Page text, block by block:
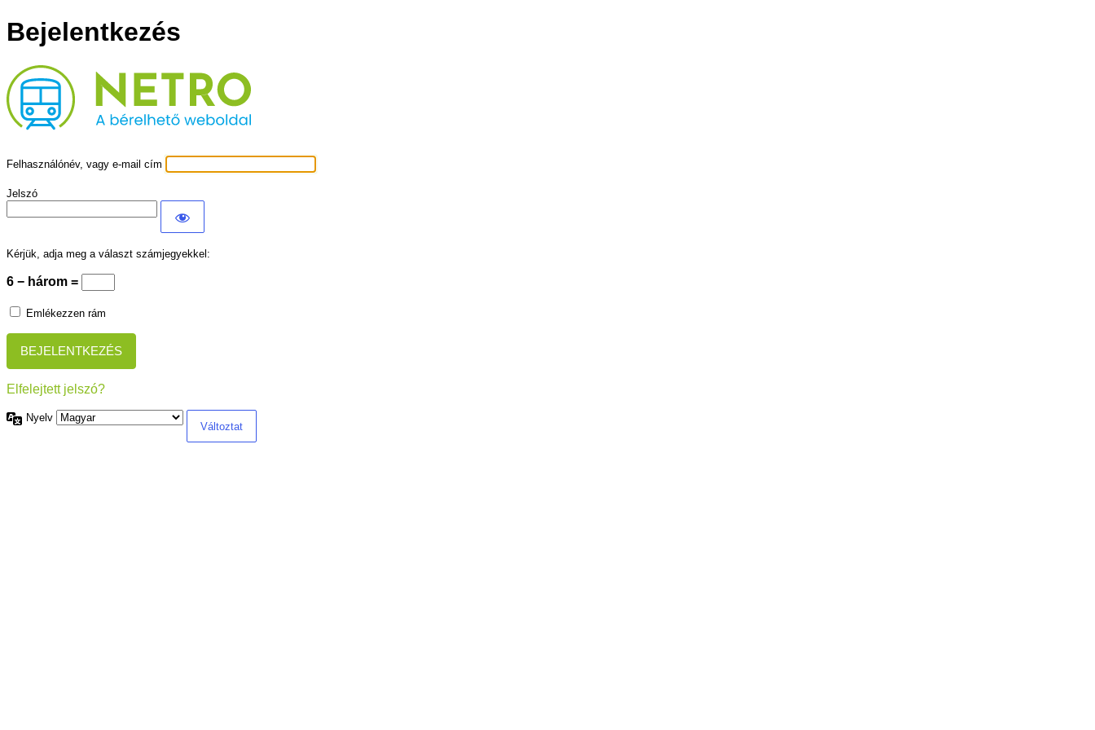
Bejelentkezés
DNS Terasz Fedés
Felhasználónév, vagy e-mail cím
Jelszó
Kérjük, adja meg a választ számjegyekkel:
6 − három =
Emlékezzen rám
Elfelejtett jelszó?
Nyelv